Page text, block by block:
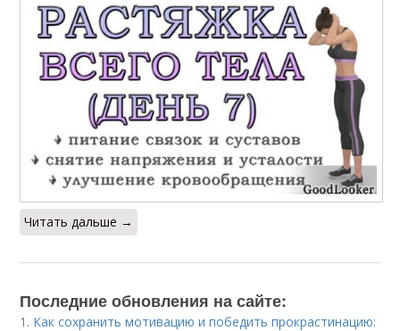
Читать дальше →
Последние обновления на сайте:
1. Как сохранить мотивацию и победить прокрастинацию: